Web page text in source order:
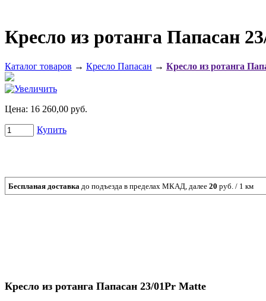
Кресло из ротанга Папасан
Каталог товаров → Кресло Папасан → Кресло из ротанга
Цена: 16 260,00 руб.
Купить
Беспланая доставка до подъезда в пределах МКАД, далее 20 руб. / 1 км
Кресло из ротанга Папасан 23/01Pr Matte